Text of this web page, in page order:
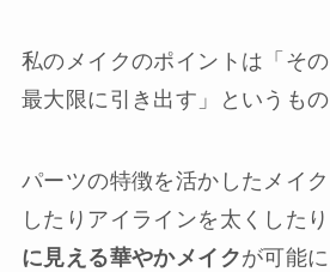
私のメイクのポイントは「そ
最大限に引き出す」というもの
パーツの特徴を活かしたメイ
したりアイラインを太くしたり
に見える華やかメイクが可能